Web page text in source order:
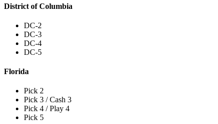
District of Columbia
DC-2
DC-3
DC-4
DC-5
Florida
Pick 2
Pick 3 / Cash 3
Pick 4 / Play 4
Pick 5